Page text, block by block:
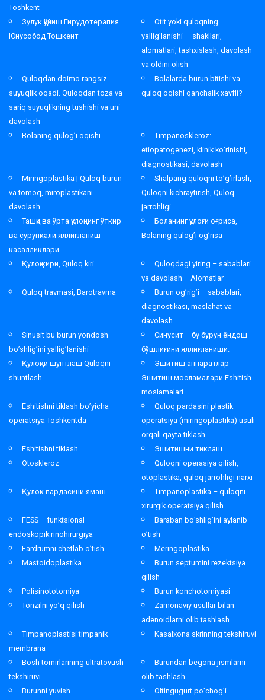
Toshkent
Зулук қўйиш Гирудотерапия
Юнусобод Тошкент
Otit yoki quloqning
yallig’lanishi — shakllari,
alomatlari, tashxislash, davolash
va oldini olish
Quloqdan doimo rangsiz
suyuqlik oqadi. Quloqdan toza va
sariq suyuqlikning tushishi va uni
davolash
Bolalarda burun bitishi va
quloq oqishi qanchalik xavfli?
Bolaning qulog’i oqishi
Timpanoskleroz:
etiopatogenezi, klinik ko’rinishi,
diagnostikasi, davolash
Miringoplastika | Quloq burun
va tomoq, miroplastikani
davolash
Shalpang quloqni to’g’irlash,
Quloqni kichraytirish, Quloq
jarrohligi
Ташқи ва ўрта қулоқнинг ўткир
ва сурункали яллиғланиш
касалликлари
Боланинг қулоғи оғриса,
Bolaning qulog’i og’risa
Қулоқ кири, Quloq kiri
Quloqdagi yiring – sabablari
va davolash – Alomatlar
Quloq travmasi, Barotravma
Burun og’rig’i – sabablari,
diagnostikasi, maslahat va
davolash.
Sinusit bu burun yondosh
bo’shlig’ini yallig’lanishi
Синусит – бу бурун ёндош
бўшлиғини яллиғланиши.
Қулоқни шунтлаш Quloqni
shuntlash
Эшитиш аппаратлар
Эшитиш мосламалари Eshitish
moslamalari
Eshitishni tiklash bo’yicha
operatsiya Toshkentda
Quloq pardasini plastik
operatsiya (miringoplastika) usuli
orqali qayta tiklash
Eshitishni tiklash
Эшитишни тиклаш
Otoskleroz
Quloqni operasiya qilish,
otoplastika, quloq jarrohligi narxi
Қулок пардасини ямаш
Timpanoplastika – quloqni
xirurgik operatsiya qilish
FESS – funktsional
endoskopik rinohirurgiya
Baraban bo’shlig’ini aylanib
o’tish
Eardrumni chetlab o’tish
Meringoplastika
Mastoidoplastika
Burun septumini rezektsiya
qilish
Polisinototomiya
Burun konchotomiyasi
Tonzilni yo’q qilish
Zamonaviy usullar bilan
adenoidlarni olib tashlash
Timpanoplastisi timpanik
membrana
Kasalxona skrinning tekshiruvi
Bosh tomirlarining ultratovush
tekshiruvi
Burundan begona jismlarni
olib tashlash
Burunni yuvish
Oltingugurt po’chog’i.